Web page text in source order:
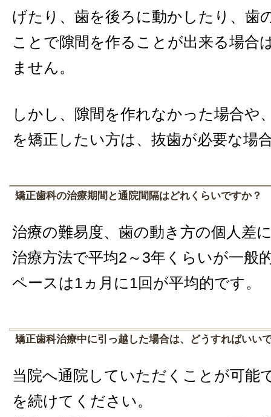
げたり、歯を後ろに動かしたり、歯
ことで隙間を作ることが出来る場合
ません。
しかし、隙間を作れなかった場合や
を矯正したい方は、抜歯が必要な場
矯正歯科の治療期間と通院間隔はどれくらいですか？
治療の難易度、歯の動き方の個人差
治療方法で平均2～3年くらいが一般
ペースは1ヵ月に1回が平均的です。
矯正歯科治療中に引っ越した場合は、どうすればいい
当院へ通院していただくことが可能
を続けてください。